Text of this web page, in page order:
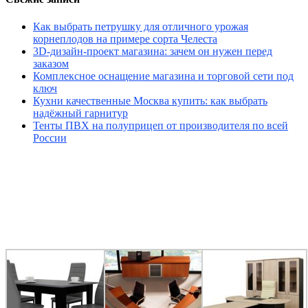
Как выбрать петрушку для отличного урожая
корнеплодов на примере сорта Челеста
3D-дизайн-проект магазина: зачем он нужен перед
заказом
Комплексное оснащение магазина и торговой сети под
ключ
Кухни качественные Москва купить: как выбрать
надёжный гарнитур
Тенты ПВХ на полуприцеп от производителя по всей
России